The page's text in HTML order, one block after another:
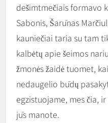
dešimtmečiais formavo
Sabonis, Šarūnas
kauniečiai taria su tam
kalbėtų apie šeimos
žmonės žaidė tuomet,
nedaugelio būdų
egzistuojame, mes čia,
jūs manote.